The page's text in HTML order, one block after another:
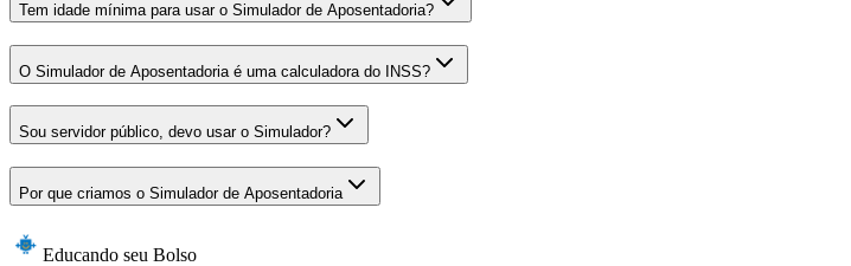
Tem idade mínima para usar o Simulador de Aposentadoria?
O Simulador de Aposentadoria é uma calculadora do INSS?
Sou servidor público, devo usar o Simulador?
Por que criamos o Simulador de Aposentadoria
Educando seu Bolso